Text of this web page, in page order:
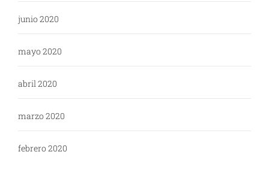
junio 2020
mayo 2020
abril 2020
marzo 2020
febrero 2020